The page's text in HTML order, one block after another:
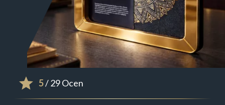
5/ 29 Ocen